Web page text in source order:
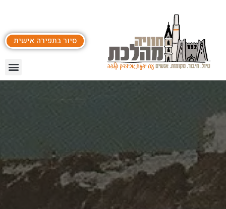
סיור בתפירה אישית